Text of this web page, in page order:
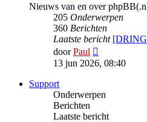
Nieuws van en over
205 Onderwerpen
360 Berichten
Laatste bericht
doorPaul
laatste
bericht
13 jun 2026, 08:40
Support
Onderwerpen
Berichten
Laatste bericht